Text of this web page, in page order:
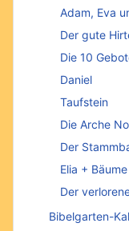
Adam, Eva
Der gute
Die 10
Daniel
Taufstein
Die Arche
Der
Elia +
Der
Bibelgarten-